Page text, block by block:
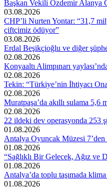
Başkan Vekili Özdemir Alanya
03.08.2026
CHP’li Nurten Yontar: “31,7
çiftçimiz ödüyor”
03.08.2026
Erdal Beşikçioğlu ve diğer
02.08.2026
Konyaaltı Alimpınarı
02.08.2026
Tekin: “Türkiye’nin İhtiyacı
02.08.2026
Muratpaşa’da akıllı sulama
02.08.2026
22 ildeki dev operasyonda 253
01.08.2026
Antalya Oyuncak Müzesi 7’den
01.08.2026
“Sağlıklı Bir Gelecek, Ağız ve
01.08.2026
Antalya’da toplu taşımada klima
01.08.2026